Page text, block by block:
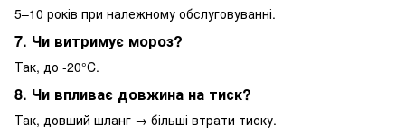
5–10 років при належному обслуговуванні.
7. Чи витримує мороз?
Так, до -20°C.
8. Чи впливає довжина на тиск?
Так, довший шланг → більші втрати тиску.